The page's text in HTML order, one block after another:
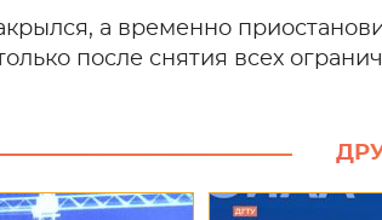
а временно
после снятия всех